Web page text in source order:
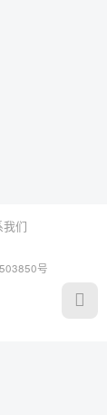
我们
号